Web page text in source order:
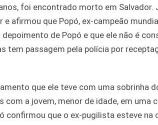
foi encontrado morto em Salvador.
afirmou que Popó, ex-campeão
de Popó e que ele não é
tem passagem pela polícia por
que ele teve com uma sobrinha
a jovem, menor de idade, em uma
confirmou que o ex-pugilista esteve na